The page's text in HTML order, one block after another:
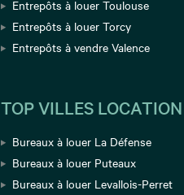
Entrepôts à louer Toulouse
Entrepôts à louer Torcy
Entrepôts à vendre Valence
TOP VILLES LOCATION
Bureaux à louer La Défense
Bureaux à louer Puteaux
Bureaux à louer Levallois-Perret